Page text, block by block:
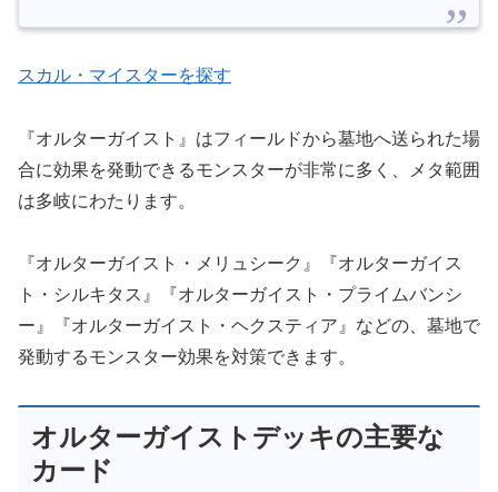
スカル・マイスターを探す
『オルターガイスト』はフィールドから墓地へ送られた場
合に効果を発動できるモンスターが非常に多く、メタ範囲
は多岐にわたります。
『オルターガイスト・メリュシーク』『オルターガイス
ト・シルキタス』『オルターガイスト・プライムバンシ
ー』『オルターガイスト・ヘクスティア』などの、墓地で
発動するモンスター効果を対策できます。
オルターガイストデッキの主要な
カード